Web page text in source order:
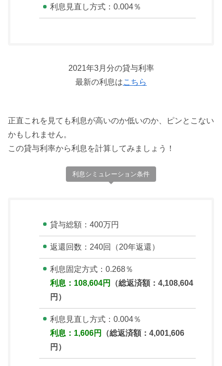
利息見直し方式：0.004％
2021年3月分の貸与利率
最新の利息はこちら
正直これを見ても利息が高いのか低いのか、ピンとこない
かもしれません。
この貸与利率から利息を計算してみましょう！
利息シミュレーション条件
貸与総額：400万円
返還回数：240回（20年返還）
利息固定方式：0.268％
利息：108,604円
（総返済額：4,108,604
円）
利息見直し方式：0.004％
利息：1,606円
（総返済額：4,001,606
円）